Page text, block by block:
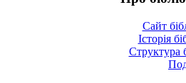
Сайт
Історія
Структура